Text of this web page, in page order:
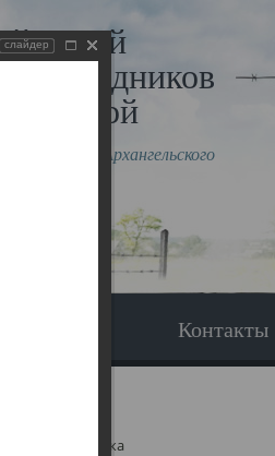
музей
исповедников
Архангельского
Даниила
ответ Контакты
Архангельска
слайдер